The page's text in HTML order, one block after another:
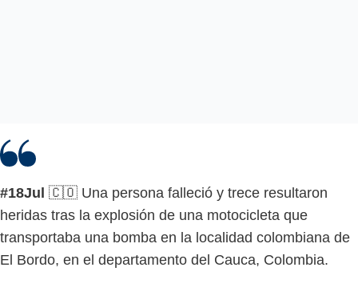
#18Jul 🇨🇴 Una persona falleció y trece resultaron
heridas tras la explosión de una motocicleta que
transportaba una bomba en la localidad colombiana de
El Bordo, en el departamento del Cauca, Colombia.